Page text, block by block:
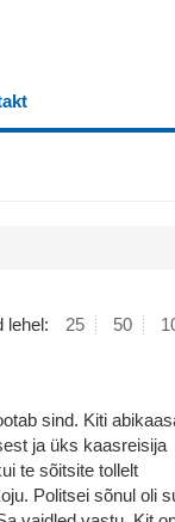
lehel: 25 50
sind. Kiti
ja üks kaasreisija
te sõitsite tollelt
Politsei sõnul oli